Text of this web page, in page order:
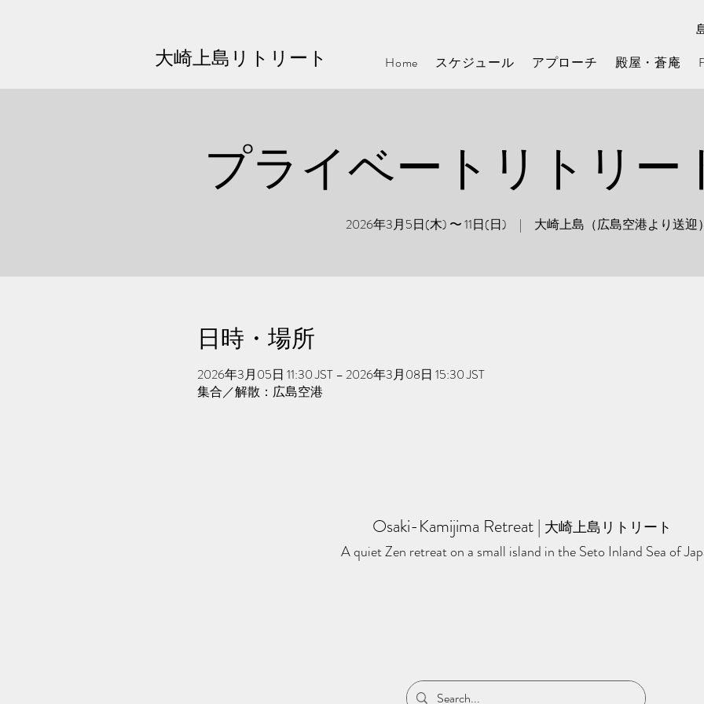
大崎上島リトリート
Home
スケジュール アプローチ 殿屋・蒼庵
プライベートリトリー
2026年3月5日(木) 〜 11日(日) | 大崎上島（広島空港より送迎
日時・場所
2026年3月05日 11:30 JST – 2026年3月08日 15:30 JST
集合／解散：広島空港
Osaki-Kamijima Retreat​ | ​ 大崎上島リトリート
A quiet Zen retreat on a small island in the Seto Inland Sea of